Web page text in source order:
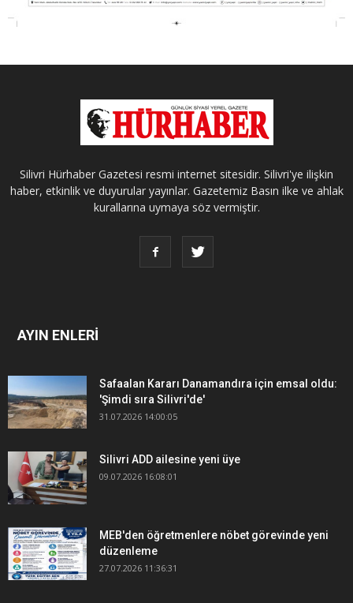
Silivri Hürhaber Gazetesi resmi internet sitesidir. Silivri'ye ilişkin
haber, etkinlik ve duyurular yayınlar. Gazetemiz Basın ilke ve ahlak
kurallarına uymaya söz vermiştir.
AYIN ENLERİ
Safaalan Kararı Danamandıra için emsal oldu:
'Şimdi sıra Silivri'de'
31.07.2026 14:00:05
Silivri ADD ailesine yeni üye
09.07.2026 16:08:01
MEB'den öğretmenlere nöbet görevinde yeni
düzenleme
27.07.2026 11:36:31